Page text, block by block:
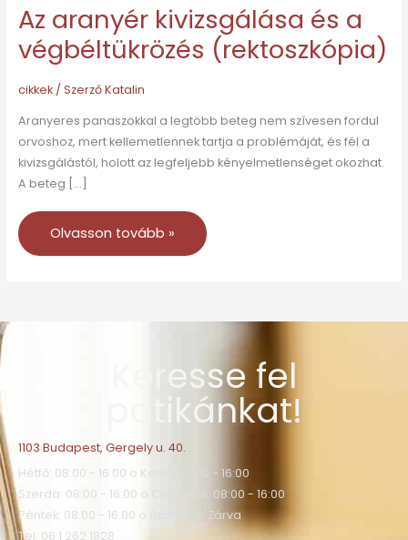
Az aranyér kivizsgálása és a
végbéltükrözés (rektoszkópia)
cikkek/ SzerzőKatalin
Aranyeres panaszokkal a legtöbb beteg nem szívesen fordul
orvoshoz, mert kellemetlennek tartja a problémáját, és fél a
kivizsgálástól, holott az legfeljebb kényelmetlenséget okozhat.
A beteg […]
Olvasson tovább »
Keresse fel
patikánkat!
1103 Budapest, Gergely u. 40.
Hétfő: 08:00 - 16:00 o Kedd: 08:00 - 16:00
Szerda: 08:00 - 16:00 o Csütörtök: 08:00 - 16:00
Péntek: 08:00 - 16:00 o Szombat: Zárva
Tel: 06 1 262 1828